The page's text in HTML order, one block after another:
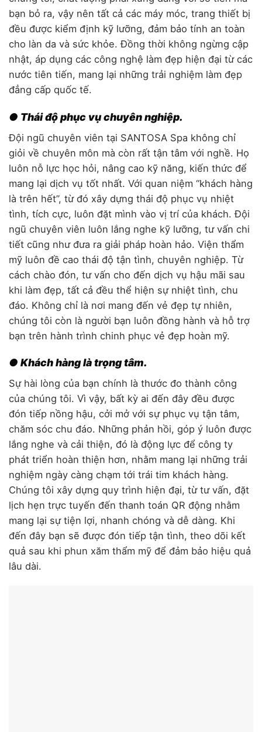
bạn bỏ ra, vậy nên tất cả các máy móc, trang thiết bị
đều được kiểm định kỹ lưỡng, đảm bảo tính an toàn
cho làn da và sức khỏe. Đồng thời không ngừng cập
nhật, áp dụng các công nghệ làm đẹp hiện đại từ các
nước tiên tiến, mang lại những trải nghiệm làm đẹp
đẳng cấp quốc tế.
● Thái độ phục vụ chuyên nghiệp.
Đội ngũ chuyên viên tại SANTOSA Spa không chỉ
giỏi về chuyên môn mà còn rất tận tâm với nghề. Họ
luôn nỗ lực học hỏi, nâng cao kỹ năng, kiến thức để
mang lại dịch vụ tốt nhất. Với quan niệm “khách hàng
là trên hết”, từ đó xây dựng thái độ phục vụ nhiệt
tình, tích cực, luôn đặt mình vào vị trí của khách. Đội
ngũ chuyên viên luôn lắng nghe kỹ lưỡng, tư vấn chi
tiết cũng như đưa ra giải pháp hoàn hảo. Viện thẩm
mỹ luôn đề cao thái độ tận tình, chuyên nghiệp. Từ
cách chào đón, tư vấn cho đến dịch vụ hậu mãi sau
khi làm đẹp, tất cả đều thể hiện sự nhiệt tình, chu
đáo. Không chỉ là nơi mang đến vẻ đẹp tự nhiên,
chúng tôi còn là người bạn luôn đồng hành và hỗ trợ
bạn trên hành trình chinh phục vẻ đẹp hoàn mỹ.
● Khách hàng là trọng tâm.
Sự hài lòng của bạn chính là thước đo thành công
của chúng tôi. Vì vậy, bất kỳ ai đến đây đều được
đón tiếp nồng hậu, cởi mở với sự phục vụ tận tâm,
chăm sóc chu đáo. Những phản hồi, góp ý luôn được
lắng nghe và cải thiện, đó là động lực để công ty
phát triển hoàn thiện hơn, nhằm mang lại những trải
nghiệm ngày càng chạm tới trái tim khách hàng.
Chúng tôi xây dựng quy trình hiện đại, từ tư vấn, đặt
lịch hẹn trực tuyến đến thanh toán QR động nhằm
mang lại sự tiện lợi, nhanh chóng và dễ dàng. Khi
đến đây bạn sẽ được đón tiếp tận tình, theo dõi kết
quả sau khi phun xăm thẩm mỹ để đảm bảo hiệu quả
lâu dài.